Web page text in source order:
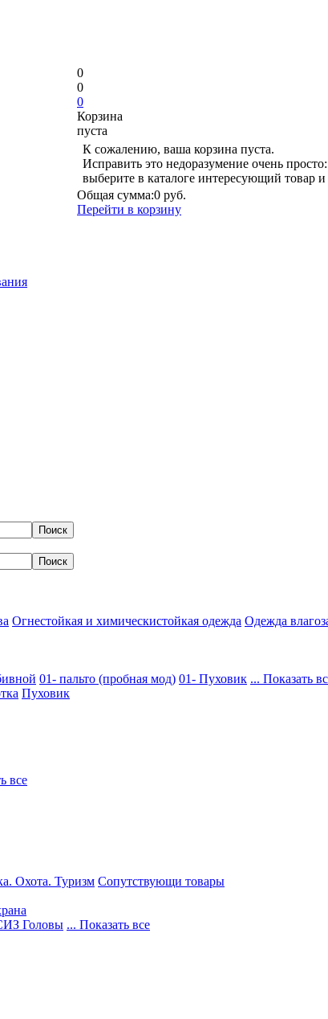
0
0
0
Корзина
пуста
К сожалению, ваша корзина пуста.
Исправить это недоразумение очень просто:
выберите в каталоге интересующий товар
Общая сумма:0 руб.
Перейти в корзину
Огнестойкая и химическистойкая одежда Одежда
01- пальто (пробная мод) 01- Пуховик ... Показать
Пуховик
все
Охота. Туризм Сопутствующи товары
Головы ... Показать все